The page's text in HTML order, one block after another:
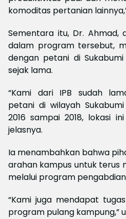
komoditas pertanian
Sementara itu, Dr. Ahmad,
dalam program tersebut,
dengan petani di
sejak lama.
“Kami dari IPB sudah
petani di wilayah
2016 sampai 2018, lokasi
jelasnya.
Ia menambahkan bahwa
arahan kampus untuk terus
melalui program
“Kami juga mendapat
program pulang kampung,”